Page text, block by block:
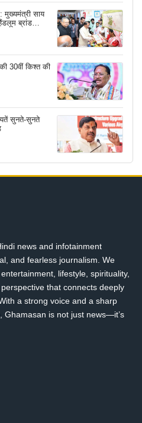
मुख्यमंत्री साय
ब्रांड
30वीं किश्त की
सुनते-सुनते
news and infotainment
and fearless journalism. We
lifestyle, spirituality,
that connects deeply
a strong voice and a sharp
Ghamasan is not just news—it’s